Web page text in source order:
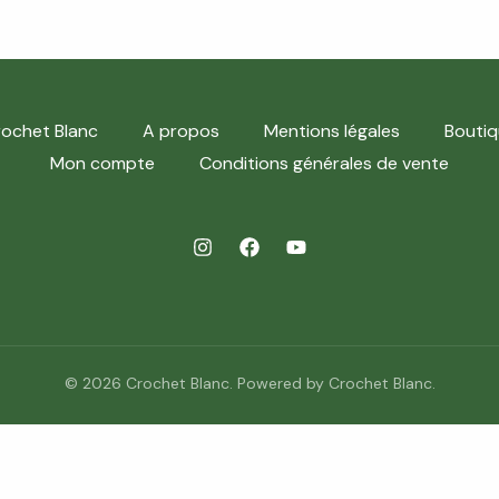
Blanc A propos Mentions légales
Mon compte
Conditions générales de vente
© 2026 Crochet Blanc. Powered by Crochet Blanc.